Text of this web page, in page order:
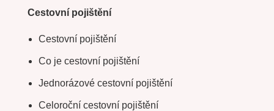
Cestovní pojištění
Cestovní pojištění
Co je cestovní pojištění
Jednorázové cestovní pojištění
Celoroční cestovní pojištění